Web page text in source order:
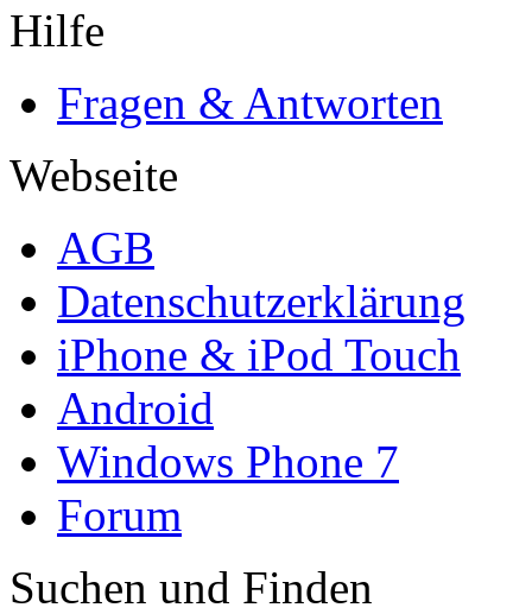
Hilfe
Fragen & Antworten
Webseite
AGB
Datenschutzerklärung
iPhone & iPod Touch
Android
Windows Phone 7
Forum
Suchen und Finden